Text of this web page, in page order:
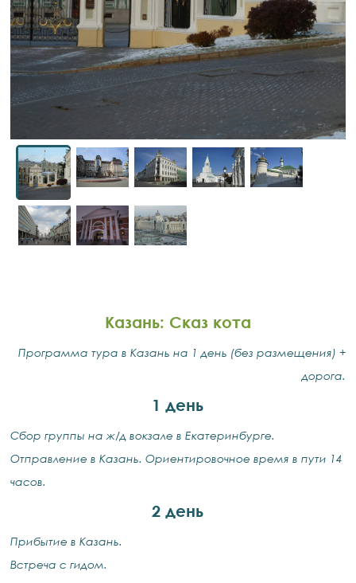
Казань: Сказ кота
Программа тура в Казань на 1 день (без размещения) +
дорога.
1 день
Сбор группы на ж/д вокзале в Екатеринбурге.
Отправление в Казань. Ориентировочное время в пути 14
часов.
2 день
Прибытие в Казань.
Встреча с гидом.